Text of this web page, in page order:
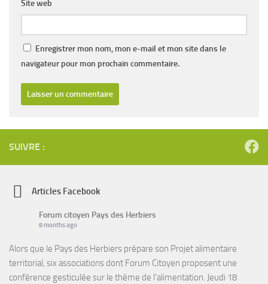
Site web
Enregistrer mon nom, mon e-mail et mon site dans le
navigateur pour mon prochain commentaire.
SUIVRE :
Articles Facebook
Forum citoyen Pays des Herbiers
8 months ago
Alors que le Pays des Herbiers prépare son Projet alimentaire
territorial, six associations dont Forum Citoyen proposent une
conférence gesticulée sur le thème de l'alimentation. Jeudi 18